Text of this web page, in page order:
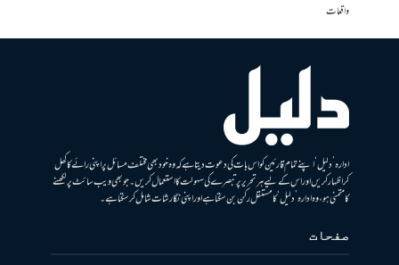
واقعات
ادارہ ’دلیل‘ اپنے تمام قارئین کو اس بات کی دعوت دیتا ہے کہ وہ خود بھی مختلف مسائل پر اپنی رائے کا کھل
کر اظہار کریں اور اس کے لیے ہر تحریر پر تبصرے کی سہولت کا استعمال کریں۔ جو بھی ویب سائٹ پر لکھنے
کا متمنی ہو، وہ ادارہ ’دلیل‘ کا مستقل رکن بن سکتا ہے اور اپنی نگارشات شامل کرسکتا ہے۔
صفحات